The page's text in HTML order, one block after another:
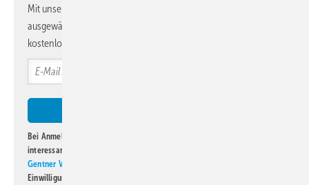
Mit unserem Newsletter erhalten Sie regelmäßig von uns
ausgewählte Informationen und Neuigkeiten, gebündelt und
kostenlos direkt ins Postfach.
Bei Anmeldung zu diesem Newsletter bin ich damit einverstanden, über
interessante Verlags- und Online-Angebote
Gentner Verlag GmbH & Co. KG
Einwilligung kann ich jederzeit widerrufen und eine Abmeldung ist